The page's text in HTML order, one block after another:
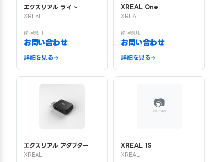
エクスリアル ライト
XREAL
修理費用
お問い合わせ
詳細を見る
XREAL One
XREAL
修理費用
お問い合わせ
詳細を見る
エクスリアル アダプター
XREAL
XREAL 1S
XREAL